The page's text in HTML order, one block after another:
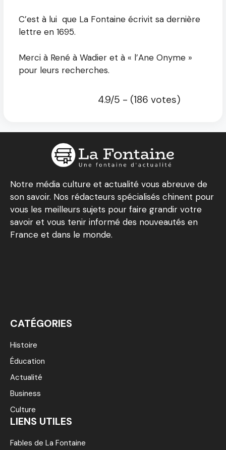
C’est à lui que La Fontaine écrivit sa dernière
lettre en 1695.
Merci à René à Wadier et à « l’Ane Onyme »
pour leurs recherches.
4.9/5 - (186 votes)
Notre média culture et actualité vous abreuve de
son savoir. Nos rédacteurs spécialisés chinent pour
vous les meilleurs sujets pour faire grandir votre
savoir et vous tenir informé des nouveautés en
France et dans le monde.
CATÉGORIES
Histoire
Éducation
Actualité
Business
Culture
LIENS UTILES
Fables de La Fontaine